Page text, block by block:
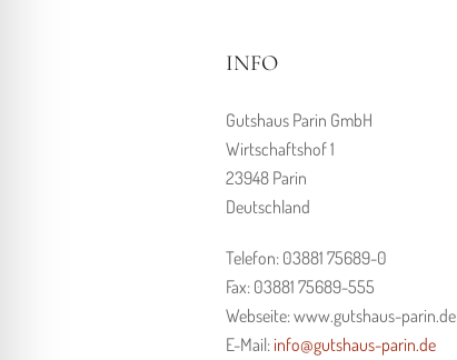
INFO
Gutshaus Parin GmbH
Wirtschaftshof 1
23948 Parin
Deutschland
Telefon: 03881 75689-0
Fax: 03881 75689-555
Webseite: www.gutshaus-parin.de
E-Mail: info@gutshaus-parin.de